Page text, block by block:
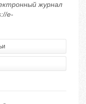
журнал
e-